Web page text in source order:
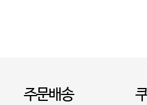
주문배송